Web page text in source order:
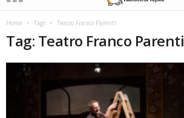
Home Tags Teatro Franco Parenti
Tag: Teatro Franco Parenti